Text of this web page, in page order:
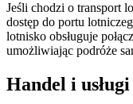
Jeśli chodzi o transport
dostęp do portu
lotnisko obsługuje
umożliwiając podróże
Handel i usługi